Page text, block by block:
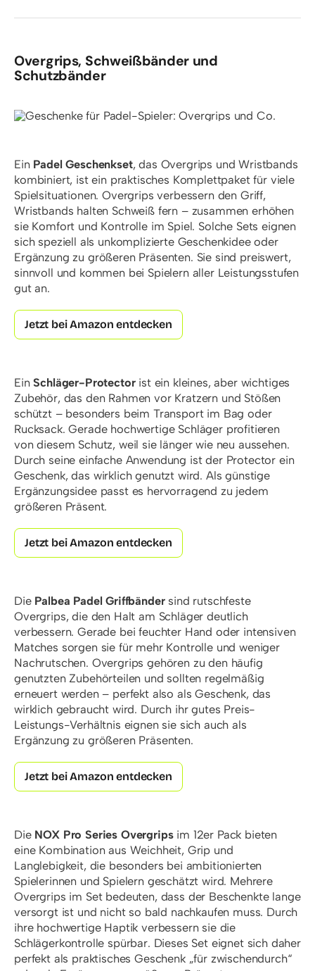
Overgrips, Schweißbänder und
Schutzbänder
Ein Padel Geschenkset, das Overgrips und Wristbands
kombiniert, ist ein praktisches Komplettpaket für viele
Spielsituationen. Overgrips verbessern den Griff,
Wristbands halten Schweiß fern – zusammen erhöhen
sie Komfort und Kontrolle im Spiel. Solche Sets eignen
sich speziell als unkomplizierte Geschenkidee oder
Ergänzung zu größeren Präsenten. Sie sind preiswert,
sinnvoll und kommen bei Spielern aller Leistungsstufen
gut an.
Jetzt bei Amazon entdecken
EinSchläger-Protectorist ein kleines, aber wichtiges
Zubehör, das den Rahmen vor Kratzern und Stößen
schützt – besonders beim Transport im Bag oder
Rucksack. Gerade hochwertige Schläger profitieren
von diesem Schutz, weil sie länger wie neu aussehen.
Durch seine einfache Anwendung ist der Protector ein
Geschenk, das wirklich genutzt wird. Als günstige
Ergänzungsidee passt es hervorragend zu jedem
größeren Präsent.
Jetzt bei Amazon entdecken
Die Palbea Padel Griffbändersind rutschfeste
Overgrips, die den Halt am Schläger deutlich
verbessern. Gerade bei feuchter Hand oder intensiven
Matches sorgen sie für mehr Kontrolle und weniger
Nachrutschen. Overgrips gehören zu den häufig
genutzten Zubehörteilen und sollten regelmäßig
erneuert werden – perfekt also als Geschenk, das
wirklich gebraucht wird. Durch ihr gutes Preis-
Leistungs-Verhältnis eignen sie sich auch als
Ergänzung zu größeren Präsenten.
Jetzt bei Amazon entdecken
Die NOX Pro Series Overgripsim 12er Pack bieten
eine Kombination aus Weichheit, Grip und
Langlebigkeit, die besonders bei ambitionierten
Spielerinnen und Spielern geschätzt wird. Mehrere
Overgrips im Set bedeuten, dass der Beschenkte lange
versorgt ist und nicht so bald nachkaufen muss. Durch
ihre hochwertige Haptik verbessern sie die
Schlägerkontrolle spürbar. Dieses Set eignet sich daher
perfekt als praktisches Geschenk „für zwischendurch“